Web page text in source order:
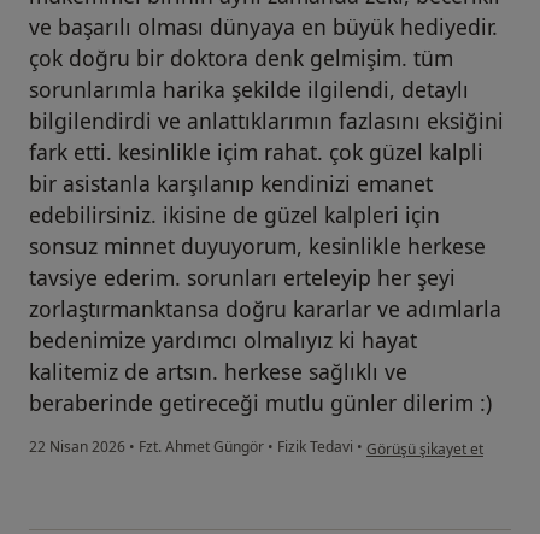
ve başarılı olması dünyaya en büyük hediyedir.
çok doğru bir doktora denk gelmişim. tüm
sorunlarımla harika şekilde ilgilendi, detaylı
bilgilendirdi ve anlattıklarımın fazlasını eksiğini
fark etti. kesinlikle içim rahat. çok güzel kalpli
bir asistanla karşılanıp kendinizi emanet
edebilirsiniz. ikisine de güzel kalpleri için
sonsuz minnet duyuyorum, kesinlikle herkese
tavsiye ederim. sorunları erteleyip her şeyi
zorlaştırmanktansa doğru kararlar ve adımlarla
bedenimize yardımcı olmalıyız ki hayat
kalitemiz de artsın. herkese sağlıklı ve
beraberinde getireceği mutlu günler dilerim :)
22 Nisan 2026 • Fzt. Ahmet Güngör • Fizik Tedavi • kullanıcının görüşüne
Görüşü şikayet et